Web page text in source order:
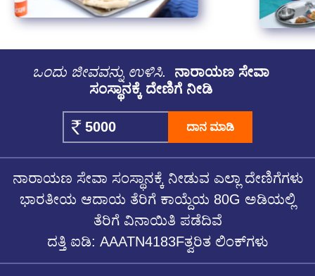
ಒಂದು ಜೀವವನ್ನು ಉಳಿಸಿ.
ನಾರಾಯಣ ಸೇವಾ
ಸಂಸ್ಥಾನಕ್ಕೆ ದೇಣಿಗೆ ನೀಡಿ
ದಾನ ಮಾಡಿ
ನಾರಾಯಣ ಸೇವಾ ಸಂಸ್ಥಾನಕ್ಕೆ ನೀಡುವ ಎಲ್ಲಾ ದೇಣಿಗೆಗಳು
ಭಾರತೀಯ ಆದಾಯ ತೆರಿಗೆ ಕಾಯ್ದೆಯ 80G ಅಡಿಯಲ್ಲಿ
ತೆರಿಗೆ ವಿನಾಯಿತಿ ಪಡೆದಿವೆ
ದತ್ತಿ ಐಡಿ: AAATN4183Fತ್ವರಿತ ಲಿಂಕ್‌ಗಳು